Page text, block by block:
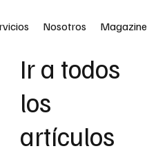
Nosotros Magazine
Ir a todos
los
artículos